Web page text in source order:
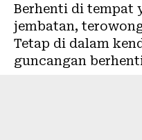
Berhenti di tempat
jembatan,
Tetap di dalam
guncangan